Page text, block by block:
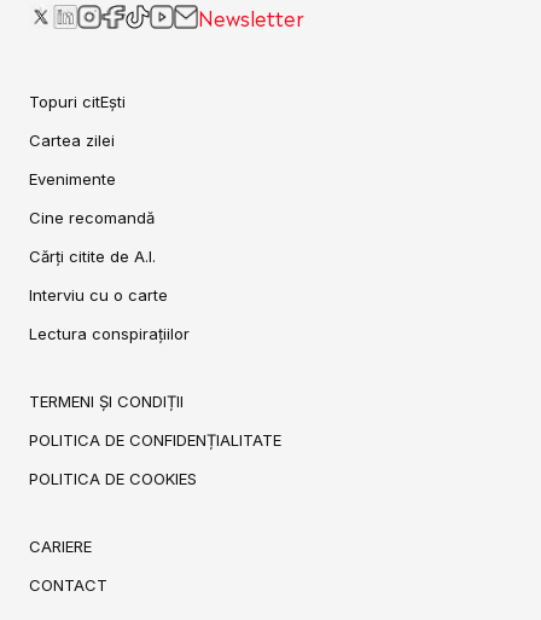
Newsletter
Topuri citEști
Cartea zilei
Evenimente
Cine recomandă
Cărți citite de A.I.
Interviu cu o carte
Lectura conspirațiilor
TERMENI ȘI CONDIȚII
POLITICA DE CONFIDENȚIALITATE
POLITICA DE COOKIES
CARIERE
CONTACT